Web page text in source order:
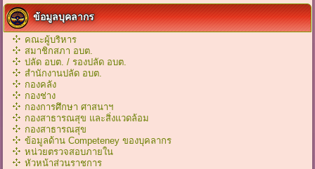
ข้อมูลบุคลากร
คณะผู้บริหาร
สมาชิกสภา อบต.
ปลัด อบต. / รองปลัด อบต.
สำนักงานปลัด อบต.
กองคลัง
กองช่าง
กองการศึกษา ศาสนาฯ
กองสาธารณสุข และสิ่งแวดล้อม
กองสาธารณสุข
ข้อมูลด้าน Competeney ของบุคลากร
หน่วยตรวจสอบภายใน
หัวหน้าส่วนราชการ